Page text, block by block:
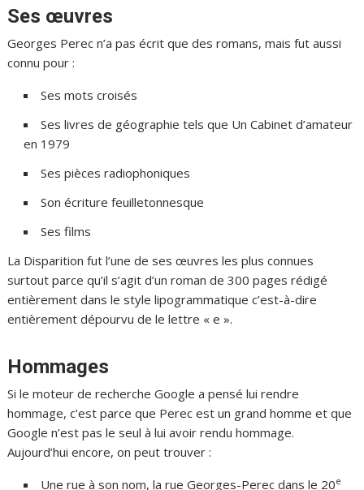
Ses œuvres
Georges Perec n’a pas écrit que des romans, mais fut aussi
connu pour :
Ses mots croisés
Ses livres de géographie tels que Un Cabinet d’amateur
en 1979
Ses pièces radiophoniques
Son écriture feuilletonnesque
Ses films
La Disparition fut l’une de ses œuvres les plus connues
surtout parce qu’il s’agit d’un roman de 300 pages rédigé
entièrement dans le style lipogrammatique c’est-à-dire
entièrement dépourvu de le lettre « e ».
Hommages
Si le moteur de recherche Google a pensé lui rendre
hommage, c’est parce que Perec est un grand homme et que
Google n’est pas le seul à lui avoir rendu hommage.
Aujourd’hui encore, on peut trouver :
Une rue à son nom, la rue Georges-Perec dans le 20e